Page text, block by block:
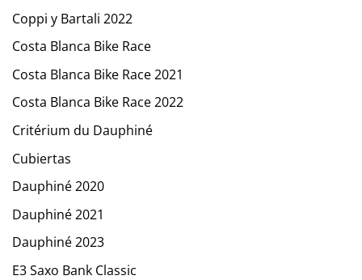
Coppi y Bartali 2022
Costa Blanca Bike Race
Costa Blanca Bike Race 2021
Costa Blanca Bike Race 2022
Critérium du Dauphiné
Cubiertas
Dauphiné 2020
Dauphiné 2021
Dauphiné 2023
E3 Saxo Bank Classic